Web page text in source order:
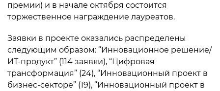
премии) и в начале октября состоится
торжественное награждение лауреатов.
Заявки в проекте оказались распределены
следующим образом: “Инновационное решение/
ИТ-продукт” (114 заявки), “Цифровая
трансформация” (24), “Инновационный проект в
бизнес-секторе” (19), “Инновационный проект в